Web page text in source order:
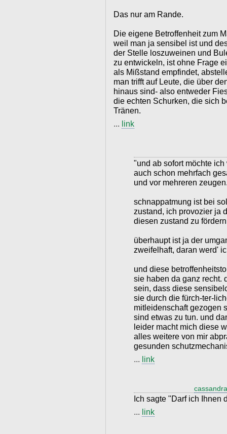
Das nur am Rande.
Die eigene Betroffenheit zum
weil man ja sensibel ist und
der Stelle loszuweinen und
zu entwickeln, ist ohne Frage
als Mißstand empfindet,
man trifft auf Leute, die über
hinaus sind- also entweder
die echten Schurken, die sich
Tränen.
... link
"und ab sofort möchte
auch schon mehrfach
und vor mehreren
schnappatmung ist bei
zustand, ich provozier ja
diesen zustand zu
überhaupt ist ja der
zweifelhaft, daran werd'
und diese
sie haben da ganz recht.
sein, dass diese
sie durch die fürch-ter-
mitleidenschaft gezogen
sind etwas zu tun. und
leider macht mich diese
alles weitere von mir
gesunden
... link
Ich sagte "Darf ich Ihnen
... link